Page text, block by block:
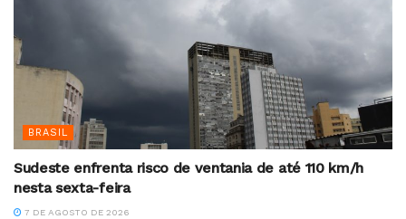
BRASIL
Sudeste enfrenta risco de ventania de até 110 km/h
nesta sexta-feira
7 DE AGOSTO DE 2026